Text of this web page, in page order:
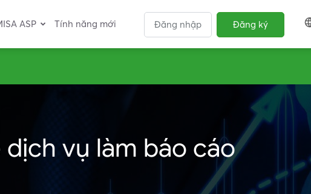
ASP Tính năng mới Đăng nhập Đăng ký
vụ làm báo cáo